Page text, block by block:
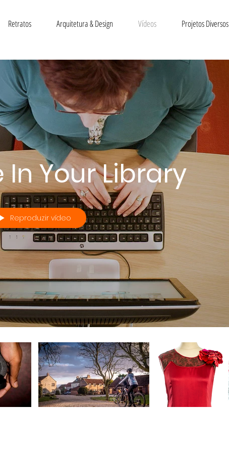
Retratos Arquitetura & Design Vídeos Projetos Diversos
In Your Library
Reproduzir vídeo